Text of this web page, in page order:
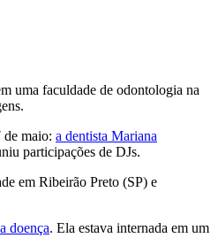
uma faculdade de odontologia na
de maio: a dentista Mariana
participações de DJs.
em Ribeirão Preto (SP) e
doença. Ela estava internada em um